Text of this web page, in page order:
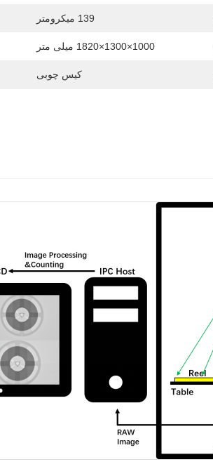
139 میکرومتر
1000×1300×1820 میلی متر
کیس چوبی